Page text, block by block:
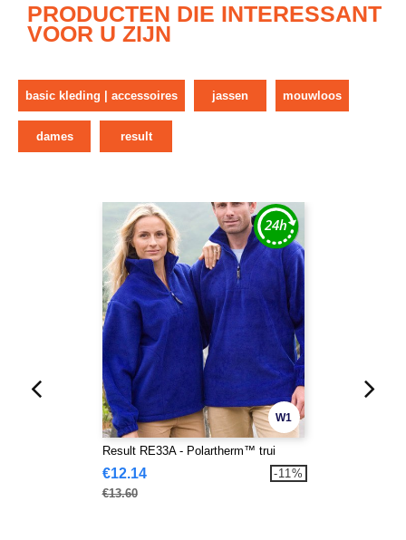
PRODUCTEN DIE INTERESSANT
VOOR U ZIJN
basic kleding | accessoires jassen mouwloos
dames result
W1
Result RE33A - Polartherm™ trui
€12.14
€13.60
-11%